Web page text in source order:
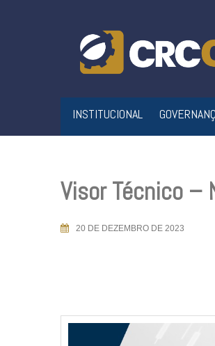
INSTITUCIONAL
Visor Técnico
20 DE DEZEMBRO DE 2023